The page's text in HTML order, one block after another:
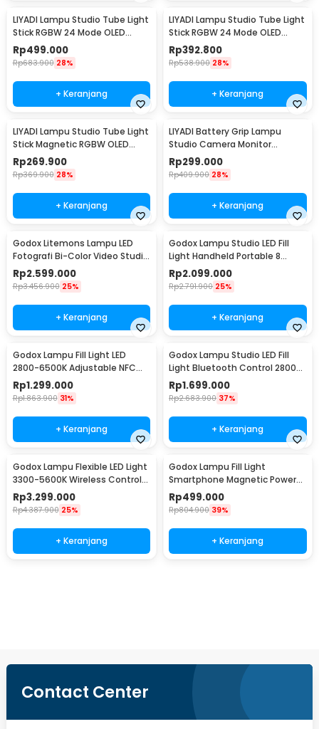
LIYADI Lampu Studio Tube Light
Stick RGBW 24 Mode OLED
5200mAh 24W - LP600 PRO
Rp499.000
Rp683.900 28%
+ Keranjang
LIYADI Lampu Studio Tube Light
Stick RGBW 24 Mode OLED
4000mAh 30W - LP550
Rp392.800
Rp538.900 28%
+ Keranjang
LIYADI Lampu Studio Tube Light
Stick Magnetic RGBW OLED
5200mAh 12W - LM42
Rp269.900
Rp369.900 28%
+ Keranjang
LIYADI Battery Grip Lampu
Studio Camera Monitor
Smartphone 20800mAh - P77
Rp299.000
Rp409.900 28%
+ Keranjang
Godox Litemons Lampu LED
Fotografi Bi-Color Video Studio
6500K 190W - LA150Bi
Rp2.599.000
Rp3.456.900 25%
+ Keranjang
Godox Lampu Studio LED Fill
Light Handheld Portable 8
Mode 5600K 60W - ML60
Rp2.099.000
Rp2.791.900 25%
+ Keranjang
Godox Lampu Fill Light LED
2800-6500K Adjustable NFC
45W with APP - P260C Pro
Rp1.299.000
Rp1.863.900 31%
+ Keranjang
Godox Lampu Studio LED Fill
Light Bluetooth Control 2800-
6500K 70W - ML60IIBI
Rp1.699.000
Rp2.683.900 37%
+ Keranjang
Godox Lampu Flexible LED Light
3300-5600K Wireless Control
150W - FL150S
Rp3.299.000
Rp4.387.900 25%
+ Keranjang
Godox Lampu Fill Light
Smartphone Magnetic Power
Bank RGBW 4900mAh - MA5R
Rp499.000
Rp804.900 39%
+ Keranjang
Contact Center